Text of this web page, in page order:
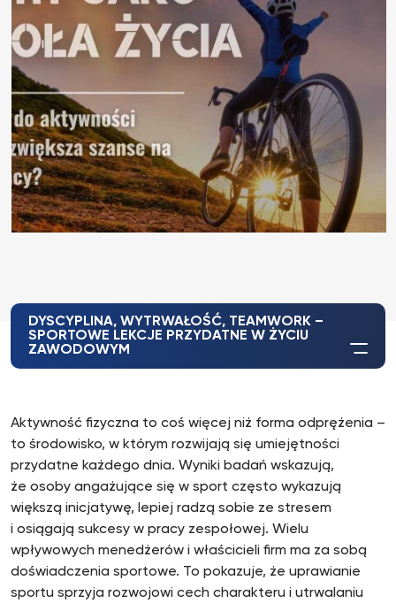
DYSCYPLINA, WYTRWAŁOŚĆ, TEAMWORK –
SPORTOWE LEKCJE PRZYDATNE W ŻYCIU
ZAWODOWYM
Aktywność fizyczna to coś więcej niż forma odprężenia –
to środowisko, w którym rozwijają się umiejętności
przydatne każdego dnia. Wyniki badań wskazują,
że osoby angażujące się w sport często wykazują
większą inicjatywę, lepiej radzą sobie ze stresem
i osiągają sukcesy w pracy zespołowej. Wielu
wpływowych menedżerów i właścicieli firm ma za sobą
doświadczenia sportowe. To pokazuje, że uprawianie
sportu sprzyja rozwojowi cech charakteru i utrwalaniu